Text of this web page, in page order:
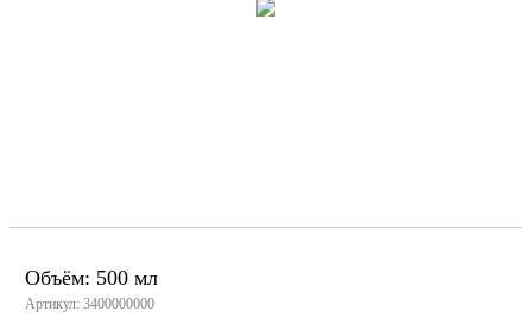
Объём: 500 мл
Артикул: 3400000000